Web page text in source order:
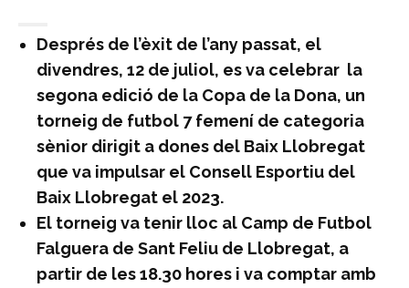
Després de l’èxit de l’any passat, el
divendres, 12 de juliol, es va celebrar la
segona edició de la Copa de la Dona, un
torneig de futbol 7 femení de categoria
sènior dirigit a dones del Baix Llobregat
que va impulsar el Consell Esportiu del
Baix Llobregat el 2023.
El torneig va tenir lloc al Camp de Futbol
Falguera de Sant Feliu de Llobregat, a
partir de les 18.30 hores i va comptar amb